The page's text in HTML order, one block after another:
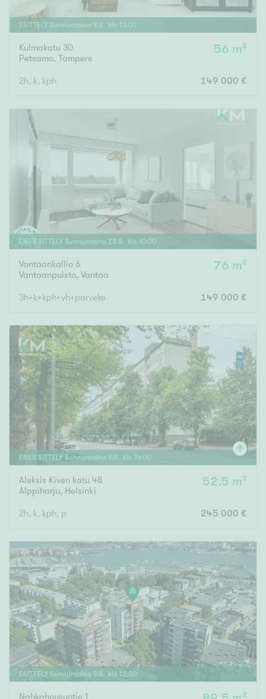
ESITTELY Sunnuntaina 9. 8 . klo 13:00
Kulmakatu 30
Petsamo, Tampere
56 m²
2h, k, kph 149 000 €
ENSIESITTELY Sunnuntaina 23.8. klo 10:00
Vantaankallio 6
Vantaanpuisto, Vantaa
76 m²
3h+k+kph+vh+parveke 149 000 €
ENSIESITTELY Sunnuntaina 9. 8 . klo 14:00
Aleksis Kiven katu 48
Alppiharju, Helsinki
52,5 m²
2h, k, kph, p 245 000 €
ESITTELY Sunnuntaina 9.8. klo 12:00
Nahkahousuntie 1